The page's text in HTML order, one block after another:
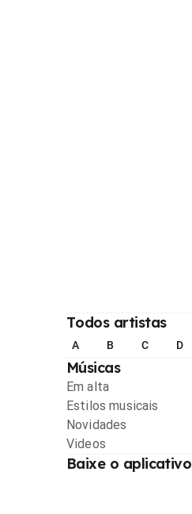
Todos artistas
A B C D
Músicas
Em alta
Estilos musicais
Novidades
Videos
Baixe o aplicativo